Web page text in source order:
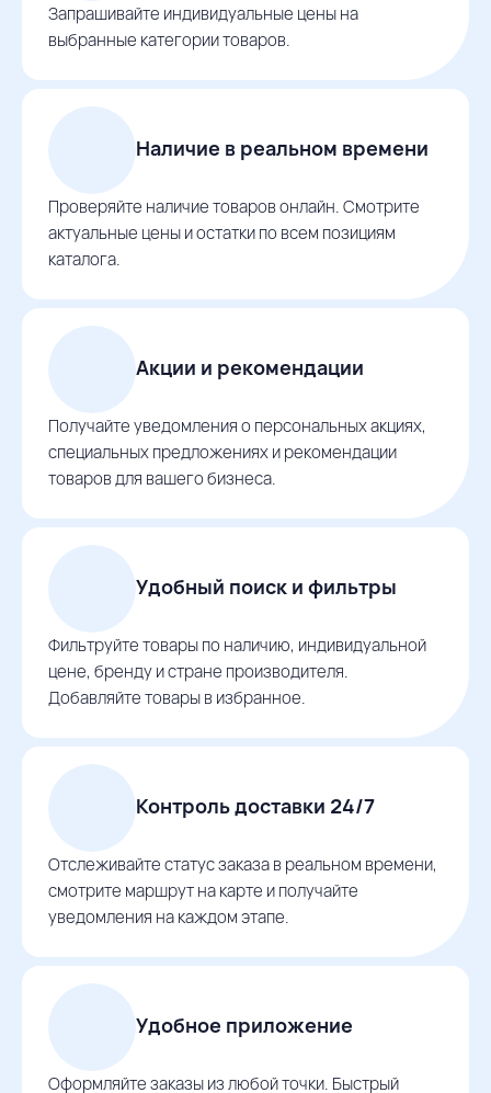
Запрашивайте индивидуальные цены на
выбранные категории товаров.
Наличие в реальном времени
Проверяйте наличие товаров онлайн. Смотрите
актуальные цены и остатки по всем позициям
каталога.
Акции и рекомендации
Получайте уведомления о персональных акциях,
специальных предложениях и рекомендации
товаров для вашего бизнеса.
Удобный поиск и фильтры
Фильтруйте товары по наличию, индивидуальной
цене, бренду и стране производителя.
Добавляйте товары в избранное.
Контроль доставки 24/7
Отслеживайте статус заказа в реальном времени,
смотрите маршрут на карте и получайте
уведомления на каждом этапе.
Удобное приложение
Оформляйте заказы из любой точки. Быстрый